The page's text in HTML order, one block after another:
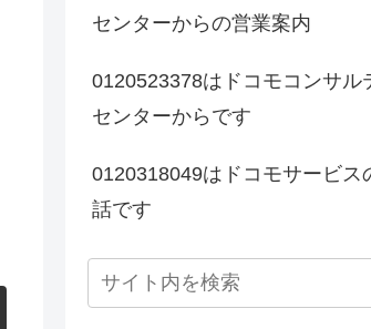
センターからの営業案内
0120523378はドコモコンサル
センターからです
0120318049はドコモサービス
話です